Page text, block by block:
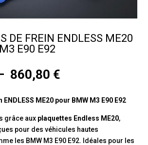
DE FREIN ENDLESS ME20
E90 E92
860,80 €
prix :
430,40 €
à
860,80 €
ME20 pour BMW M3 E90 E92
grâce aux plaquettes Endless ME20,
pour des véhicules hautes
les BMW M3 E90 E92. Idéales pour les